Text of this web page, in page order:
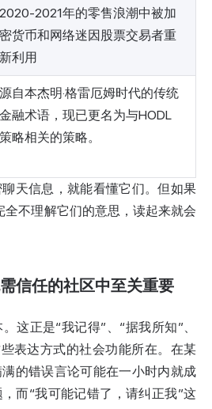
2020-2021年的零售浪潮中被加
密货币和网络迷因股票交易者重
新利用
源自本杰明·格雷厄姆时代的传统
金融术语，现已更名为与HODL
策略相关的策略。
天信息，就能看懂它们。但如果
全不理解它们的意思，读起来就会
信任的社区中至关重要
这正是“我记得”、“据我所知”、
表达方式的社会功能所在。在某
的错误言论可能在一小时内就成
而“我可能记错了，请纠正我”这